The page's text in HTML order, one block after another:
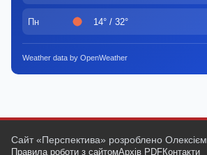
Пн 14° / 32°
Weather data by OpenWeather
Сайт «Перспектива» розроблено Олексієм
Правила роботи з сайтомАрхів PDFКонтакти